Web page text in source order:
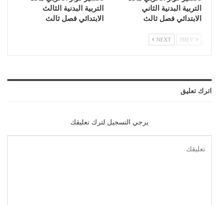
التربية البدنية الثاني
الابتدائي فصل ثالث
التربية البدنية الثالث
الابتدائي فصل ثالث
NEXT
اترك تعليق
يرجي التسجيل لترك تعليقك